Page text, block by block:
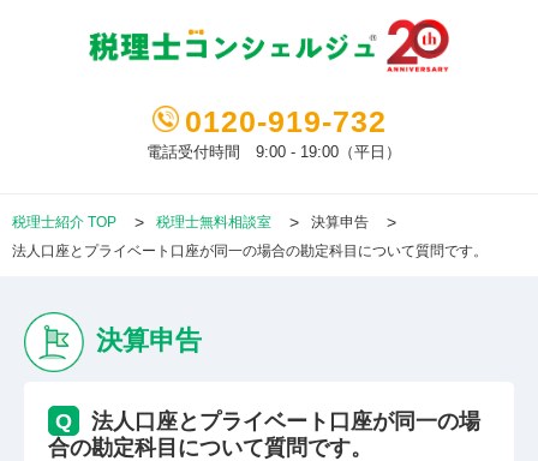
0120-919-732
電話受付時間 9:00 - 19:00（平日）
税理士紹介 TOP 税理士無料相談室
決算申告
法人口座とプライベート口座が同一の場合の勘定科目について質問です。
決算申告
Q
法人口座とプライベート口座が同一の場
合の勘定科目について質問です。